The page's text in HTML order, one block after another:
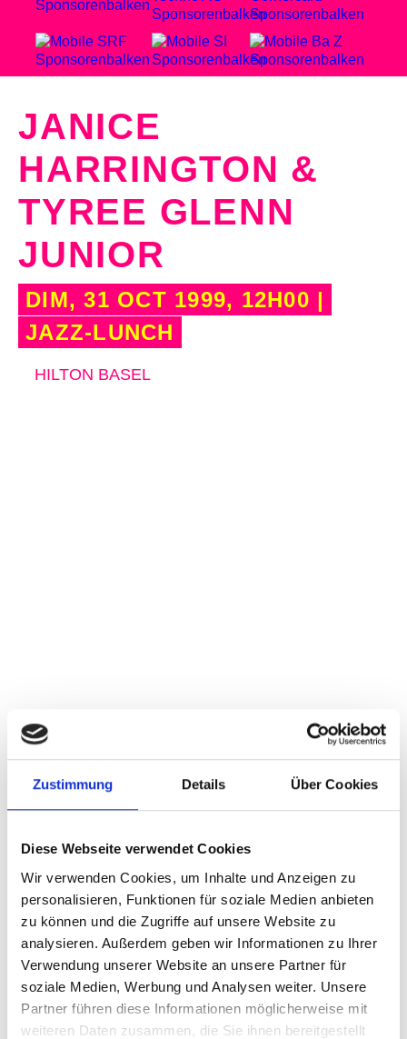
Zustimmung Details Über Cookies
Diese Webseite verwendet Cookies
Wir verwenden Cookies, um Inhalte und Anzeigen zu
personalisieren, Funktionen für soziale Medien anbieten
zu können und die Zugriffe auf unsere Website zu
analysieren. Außerdem geben wir Informationen zu Ihrer
Verwendung unserer Website an unsere Partner für
soziale Medien, Werbung und Analysen weiter. Unsere
Partner führen diese Informationen möglicherweise mit
weiteren Daten zusammen, die Sie ihnen bereitgestellt
JANICE
HARRINGTON &
TYREE GLENN
JUNIOR
DIM, 31 OCT 1999, 12H00 |
JAZZ-LUNCH
HILTON BASEL
LINE-UP
Janice Harrington Vocals
Kaill Gerhards Bass
Nick Liebmann Drums
Thomas Moeckel Guitar
Werner Gürtler Trombone
Tyree Glenn Jr. Saxophone